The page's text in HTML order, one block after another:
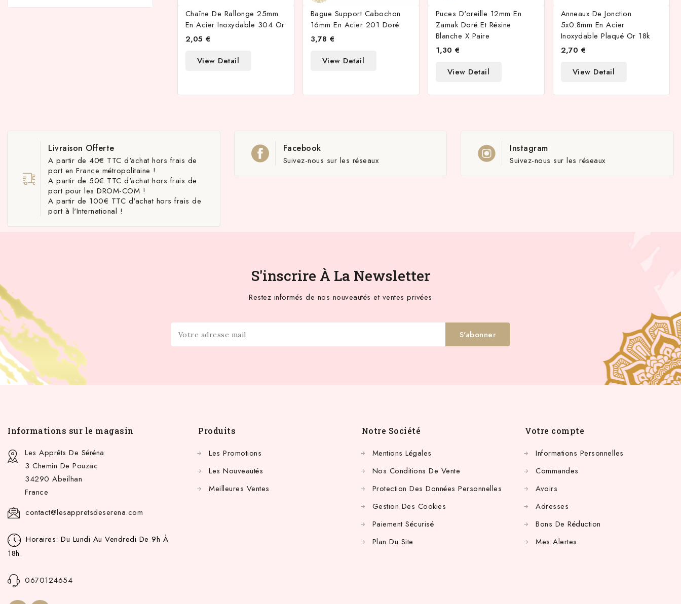
Chaîne De Rallonge 25mm
En Acier Inoxydable 304 Or
2,05 €
View Detail
Bague Support Cabochon
16mm En Acier 201 Doré
3,78 €
View Detail
Puces D'oreille 12mm En
Zamak Doré Et Résine
Blanche X Paire
1,30 €
View Detail
Anneaux De Jonction
5x0.8mm En Acier
Inoxydable Plaqué Or 18k
2,70 €
View Detail
Livraison Offerte
A partir de 40€ TTC d'achat hors frais de
port en France métropolitaine !
A partir de 50€ TTC d'achat hors frais de
port pour les DROM-COM !
A partir de 100€ TTC d'achat hors frais de
port à l'International !
Facebook
Suivez-nous sur les réseaux
Instagram
Suivez-nous sur les réseaux
S'inscrire À La Newsletter
Restez informés de nos nouveautés et ventes privées
Informations sur le magasin
Les Apprêts De Séréna
3 Chemin De Pouzac
34290 Abeilhan
France
contact@lesappretsdeserena.com
Horaires: Du Lundi Au Vendredi De 9h À
18h.
0670124654
Produits
Les Promotions
Les Nouveautés
Meilleures Ventes
Notre Société
Mentions Légales
Nos Conditions De Vente
Protection Des Données Personnelles
Gestion Des Cookies
Paiement Sécurisé
Plan Du Site
Votre compte
Informations Personnelles
Commandes
Avoirs
Adresses
Bons De Réduction
Mes Alertes